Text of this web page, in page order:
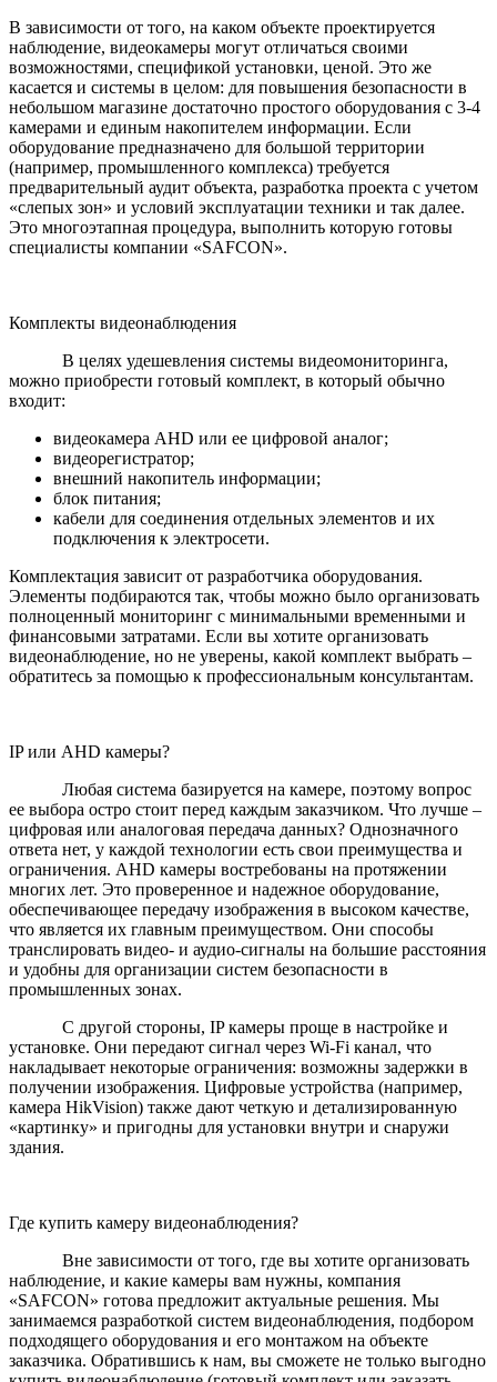
В зависимости от того, на каком объекте проектируется
наблюдение, видеокамеры могут отличаться своими
возможностями, спецификой установки, ценой. Это же
касается и системы в целом: для повышения безопасности в
небольшом магазине достаточно простого оборудования с 3-4
камерами и единым накопителем информации. Если
оборудование предназначено для большой территории
(например, промышленного комплекса) требуется
предварительный аудит объекта, разработка проекта с учетом
«слепых зон» и условий эксплуатации техники и так далее.
Это многоэтапная процедура, выполнить которую готовы
специалисты компании «SAFCON».
Комплекты видеонаблюдения
В целях удешевления системы видеомониторинга,
можно приобрести готовый комплект, в который обычно
входит:
видеокамера AHD или ее цифровой аналог;
видеорегистратор;
внешний накопитель информации;
блок питания;
кабели для соединения отдельных элементов и их
подключения к электросети.
Комплектация зависит от разработчика оборудования.
Элементы подбираются так, чтобы можно было организовать
полноценный мониторинг с минимальными временными и
финансовыми затратами. Если вы хотите организовать
видеонаблюдение, но не уверены, какой комплект выбрать –
обратитесь за помощью к профессиональным консультантам.
IP или AHD камеры?
Любая система базируется на камере, поэтому вопрос
ее выбора остро стоит перед каждым заказчиком. Что лучше –
цифровая или аналоговая передача данных? Однозначного
ответа нет, у каждой технологии есть свои преимущества и
ограничения. AHD камеры востребованы на протяжении
многих лет. Это проверенное и надежное оборудование,
обеспечивающее передачу изображения в высоком качестве,
что является их главным преимуществом. Они способы
транслировать видео- и аудио-сигналы на большие расстояния
и удобны для организации систем безопасности в
промышленных зонах.
С другой стороны, IP камеры проще в настройке и
установке. Они передают сигнал через Wi-Fi канал, что
накладывает некоторые ограничения: возможны задержки в
получении изображения. Цифровые устройства (например,
камера HikVision) также дают четкую и детализированную
«картинку» и пригодны для установки внутри и снаружи
здания.
Где купить камеру видеонаблюдения?
Вне зависимости от того, где вы хотите организовать
наблюдение, и какие камеры вам нужны, компания
«SAFCON» готова предложит актуальные решения. Мы
занимаемся разработкой систем видеонаблюдения, подбором
подходящего оборудования и его монтажом на объекте
заказчика. Обратившись к нам, вы сможете не только выгодно